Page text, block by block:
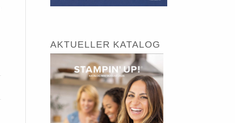
AKTUELLER KATALOG